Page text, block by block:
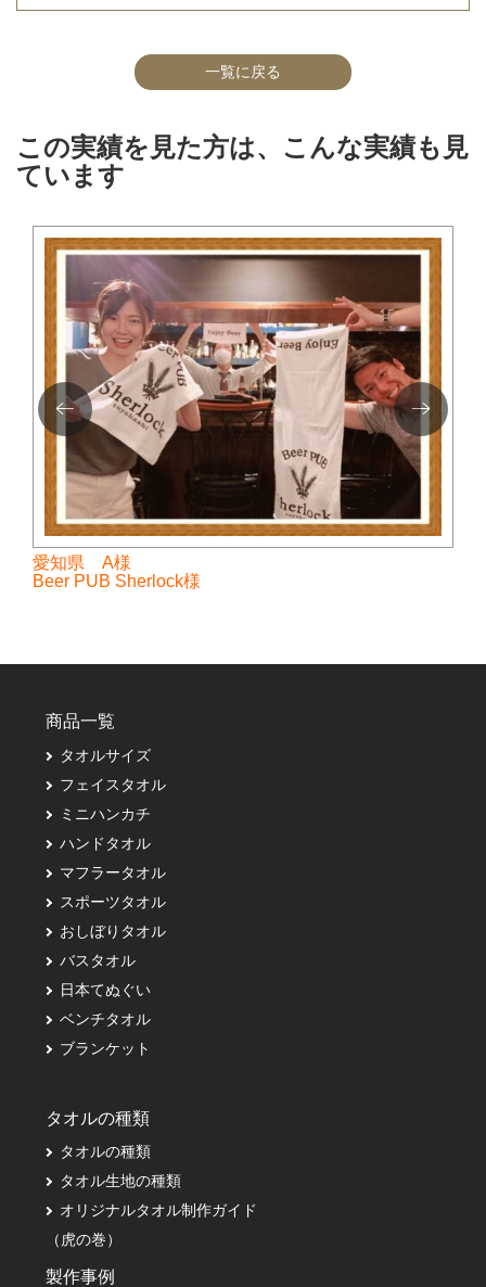
一覧に戻る
この実績を見た方は、こんな実績も見
ています
愛知県 A様
Beer PUB Sherlock様
商品一覧
タオルサイズ
フェイスタオル
ミニハンカチ
ハンドタオル
マフラータオル
スポーツタオル
おしぼりタオル
バスタオル
日本てぬぐい
ベンチタオル
ブランケット
タオルの種類
タオルの種類
タオル生地の種類
オリジナルタオル制作ガイド
（虎の巻）
製作事例